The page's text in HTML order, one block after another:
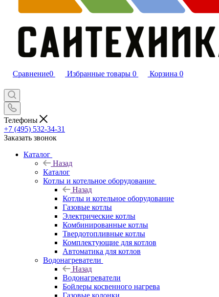
Сравнение0 Избранные товары 0 Корзина 0
Телефоны
+7 (495) 532‑34‑31
Заказать звонок
Каталог
Назад
Каталог
Котлы и котельное оборудование
Назад
Котлы и котельное оборудование
Газовые котлы
Электрические котлы
Комбинированные котлы
Твердотопливные котлы
Комплектующие для котлов
Автоматика для котлов
Водонагреватели
Назад
Водонагреватели
Бойлеры косвенного нагрева
Газовые колонки